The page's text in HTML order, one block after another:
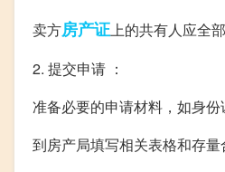
卖方房产证上的共有人应全
2. 提交申请 ：
准备必要的申请材料，如身份
到房产局填写相关表格和存量